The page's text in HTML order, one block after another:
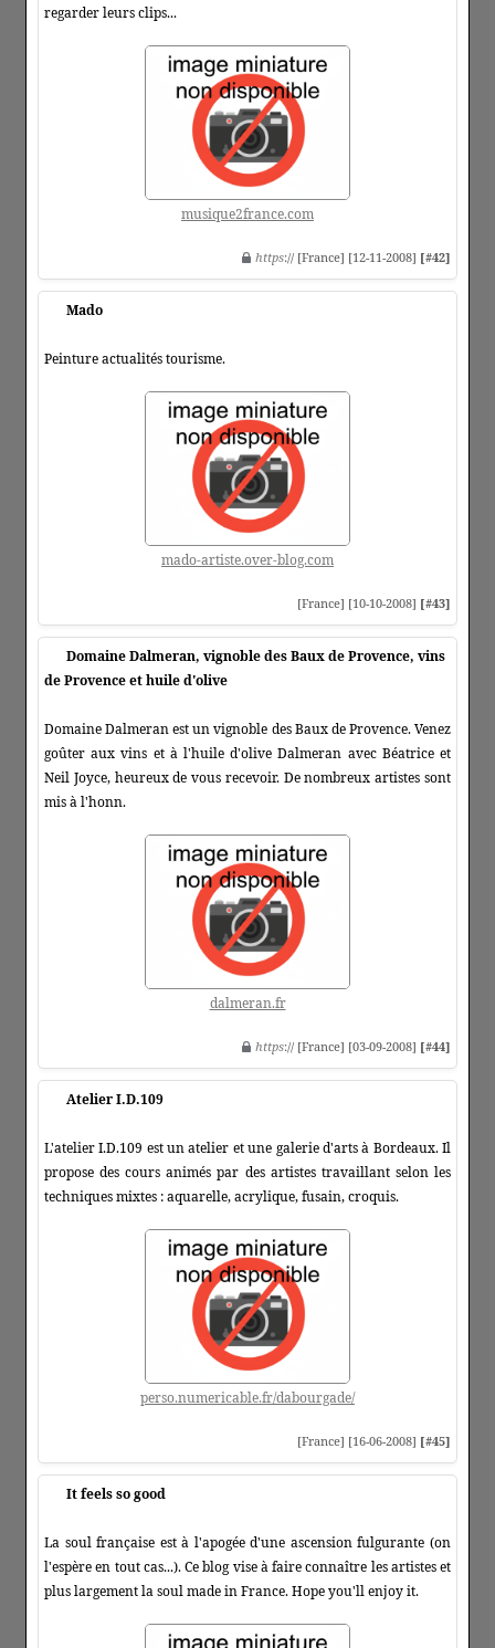
regarder leurs clips...
musique2france.com
https:// [France] [12-11-2008] [#42]
Mado
Peinture actualités tourisme.
mado-artiste.over-blog.com
[France] [10-10-2008] [#43]
Domaine Dalmeran, vignoble des Baux de Provence, vins
de Provence et huile d'olive
Domaine Dalmeran est un vignoble des Baux de Provence. Venez
goûter aux vins et à l'huile d'olive Dalmeran avec Béatrice et
Neil Joyce, heureux de vous recevoir. De nombreux artistes sont
mis à l'honn.
dalmeran.fr
https:// [France] [03-09-2008] [#44]
Atelier I.D.109
L'atelier I.D.109 est un atelier et une galerie d'arts à Bordeaux. Il
propose des cours animés par des artistes travaillant selon les
techniques mixtes : aquarelle, acrylique, fusain, croquis.
perso.numericable.fr/dabourgade/
[France] [16-06-2008] [#45]
It feels so good
La soul française est à l'apogée d'une ascension fulgurante (on
l'espère en tout cas...). Ce blog vise à faire connaître les artistes et
plus largement la soul made in France. Hope you'll enjoy it.